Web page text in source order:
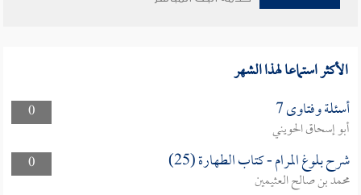
الأكثر استماعا لهذا الشهر
0 أسئلة وفتاوى 7
أبو إسحاق الحويني
0
شرح بلوغ المرام - كتاب الطهارة (25)
محمد بن صالح العثيمين